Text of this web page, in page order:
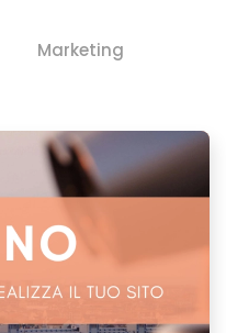
Marketing